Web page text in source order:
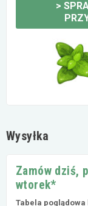
>
Wysyłka
Zamów dziś,
wtorek*
Tabela poglądowa